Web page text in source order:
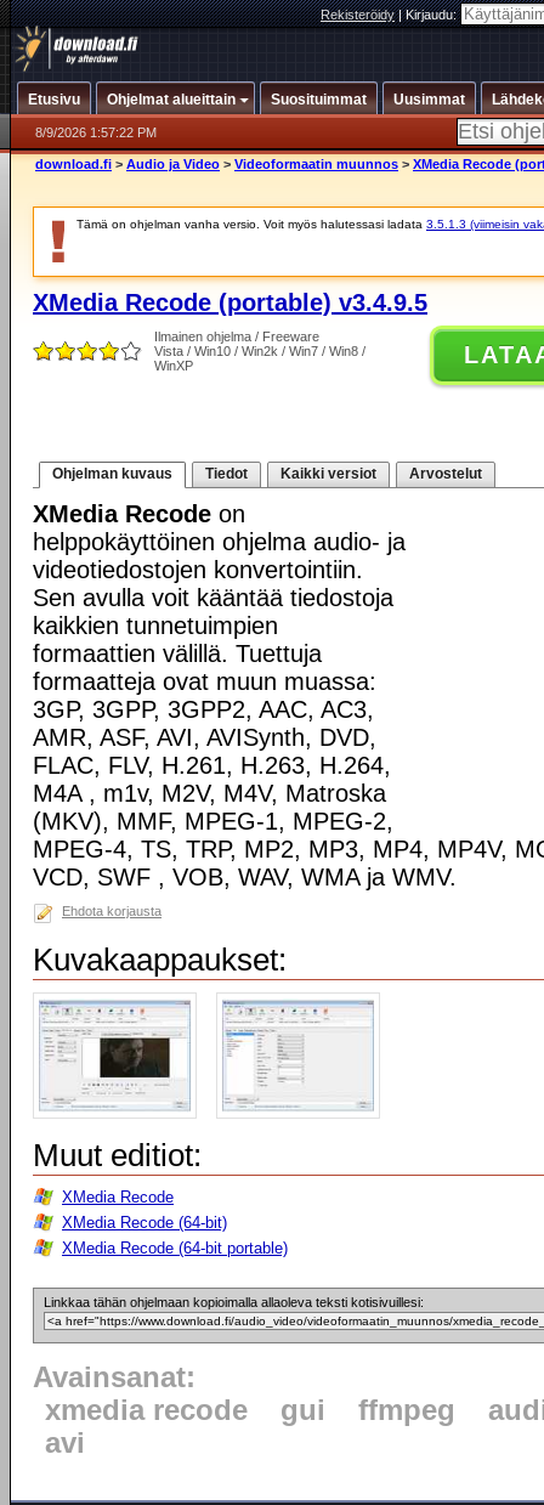
Rekisteröidy|Kirjaudu:
Etusivu Ohjelmat alueittain Suosituimmat Uusimmat
8/9/2026 1:57:22 PM
download.fi > Audio ja Video > Videoformaatin muunnos > XMedia Recode
Tämä on ohjelman vanha versio. Voit myös halutessasi ladata 3.5.1.3 (viimeisin
XMedia Recode (portable) v3.4.9.5
Ilmainen ohjelma / Freeware
Vista / Win10 / Win2k / Win7 / Win8 /
WinXP
Ohjelman kuvaus Tiedot Kaikki versiot Arvostelut
XMedia Recode on
helppokäyttöinen ohjelma audio- ja
videotiedostojen konvertointiin.
Sen avulla voit kääntää tiedostoja
kaikkien tunnetuimpien
formaattien välillä. Tuettuja
formaatteja ovat muun muassa:
3GP, 3GPP, 3GPP2, AAC, AC3,
AMR, ASF, AVI, AVISynth, DVD,
FLAC, FLV, H.261, H.263, H.264,
M4A , m1v, M2V, M4V, Matroska
(MKV), MMF, MPEG-1, MPEG-2,
MPEG-4, TS, TRP, MP2, MP3, MP4, MP4V,
VCD, SWF , VOB, WAV, WMA ja WMV.
Ehdota korjausta
Kuvakaappaukset:
Muut editiot:
XMedia Recode
XMedia Recode (64-bit)
XMedia Recode (64-bit portable)
Linkkaa tähän ohjelmaan kopioimalla allaoleva teksti kotisivuillesi:
Avainsanat:
xmedia recode
gui ffmpeg
avi